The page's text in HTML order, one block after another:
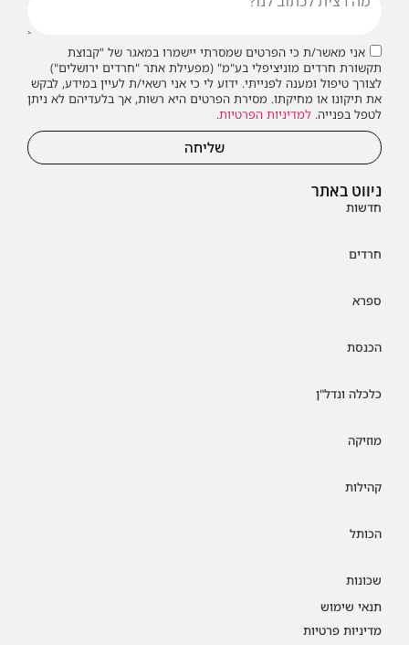
ניווט באתר
חדשות
חרדים
ספרא
הכנסת
כלכלה ונדל"ן
מוזיקה
קהילות
הכותל
שכונות
תנאי שימוש
מדיניות פרטיות
אני מאשר/ת כי הפרטים שמסרתי יישמרו במאגר של "קבוצת
תקשורת חרדים מוניציפלי בע"מ" (מפעילת אתר "חרדים ירושלים")
לצורך טיפול ומענה לפנייתי. ידוע לי כי אני רשאי/ת לעיין במידע, לבקש
את תיקונו או מחיקתו. מסירת הפרטים היא רשות, אך בלעדיהם לא ניתן
לטפל בפנייה. למדיניות הפרטיות.
שליחה